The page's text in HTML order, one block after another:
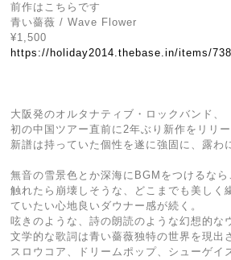
前作はこちらです
青い薔薇 / Wave Flower
¥1,500
https://holiday2014.thebase.in/items/
大阪発のオルタナティブ・ロックバンド、
初の中国ツアー直前に2年ぶり新作をリリー
新譜は持っていた個性を遂に強固に、露わ
無音の雪景色とか深海にBGMをつけるなら
触れたら崩壊しそうな、どこまでも美しく
ていたい心地良いダウナー感が続く。
呟きのような、詩の朗読のような幻想的な
文学的な歌詞は青い薔薇独特の世界を現出
スロウコア、ドリームポップ、シューゲイ